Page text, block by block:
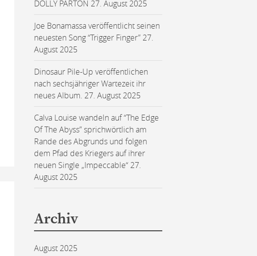
DOLLY PARTON 27. August 2025
Joe Bonamassa veröffentlicht seinen
neuesten Song “Trigger Finger” 27.
August 2025
Dinosaur Pile-Up veröffentlichen
nach sechsjähriger Wartezeit ihr
neues Album. 27. August 2025
Calva Louise wandeln auf “The Edge
Of The Abyss” sprichwörtlich am
Rande des Abgrunds und folgen
dem Pfad des Kriegers auf ihrer
neuen Single „Impeccable“ 27.
August 2025
Archiv
August 2025